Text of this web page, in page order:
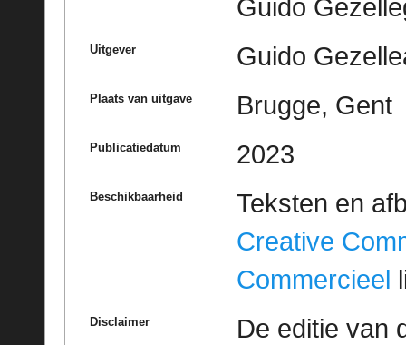
Guido
Uitgever Guido
Plaats van uitgave Brugge, Gent
Publicatiedatum 2023
Beschikbaarheid
Teksten en
Creative
Commercieel
Disclaimer
De editie van